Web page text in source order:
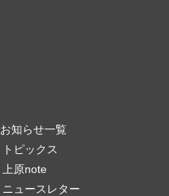
お知らせ一覧
トピックス
上原note
ニュースレター